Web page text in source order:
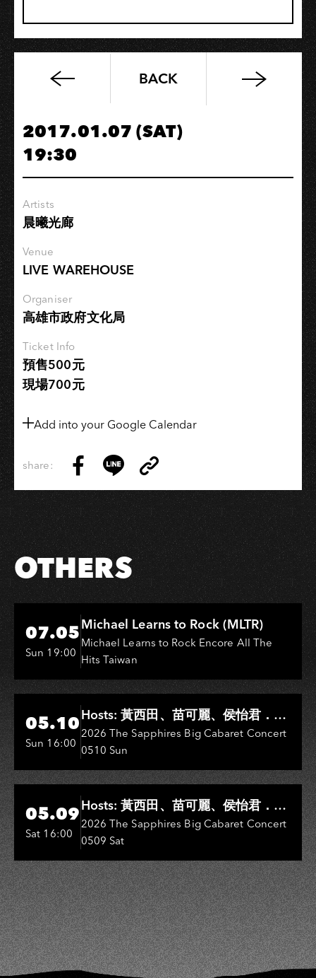
《別
自
己》
專
迴
唱
–
高
場
BACK
2017.01.07 (SAT)
19:30
Artists
晨曦光廊
Venue
LIVE WAREHOUSE
Organiser
高雄市政府文化局
Ticket Info
預售500元
現場700元
Add into your Google Calendar
share:
on
Facebook
on
LINE
Link
Copy
Link
OTHERS
Hi-Ing Music Hall
07.05
Sun 19:00
Michael Learns to Rock (MLTR)
Michael Learns to Rock Encore All The
Hits Taiwan
Hi-Ing Music Hall
05.10
Sun 16:00
Hosts: 黃西田、苗可麗、侯怡君．
Entertainers: 葉啟田、鳥來嬤-吳
敏、王彩樺、王瑞霞、吳淑敏、施文
彬、邵大倫、曹雅雯、陳孟賢、黃露
瑤
2026 The Sapphires Big Cabaret Concert
0510 Sun
Hi-Ing Music Hall
05.09
Sat 16:00
Hosts: 黃西田、苗可麗、侯怡君．
Entertainers: 葉啟田、鳥來嬤-吳
敏、張秀卿、王彩樺、吳淑敏、施文
彬、邵大倫、曹雅雯、陳孟賢、黃露
瑤
2026 The Sapphires Big Cabaret Concert
0509 Sat